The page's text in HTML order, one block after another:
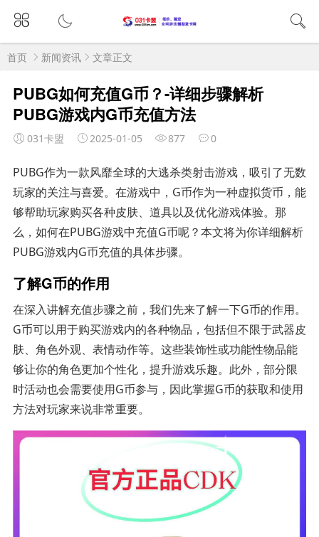
首页 新闻资讯 文章正文
PUBG如何充值G币？-详细步骤解析
PUBG游戏内G币充值方法
031卡盟 2025-01-05 877 0
PUBG作为一款风靡全球的大逃杀类射击游戏，吸引了无数
玩家的关注与喜爱。在游戏中，G币作为一种虚拟货币，能
够帮助玩家购买各种皮肤、道具以及优化游戏体验。那
么，如何在PUBG游戏中充值G币呢？本文将为你详细解析
PUBG游戏内G币充值的具体步骤。
了解G币的作用
在深入讲解充值步骤之前，我们先来了解一下G币的作用。
G币可以用于购买游戏内的各种物品，包括但不限于武器皮
肤、角色外观、表情动作等。这些装饰性或功能性物品能
够让你的角色更加个性化，提升游戏乐趣。此外，部分限
时活动也会需要使用G币参与，因此掌握G币的获取和使用
方法对玩家来说非常重要。